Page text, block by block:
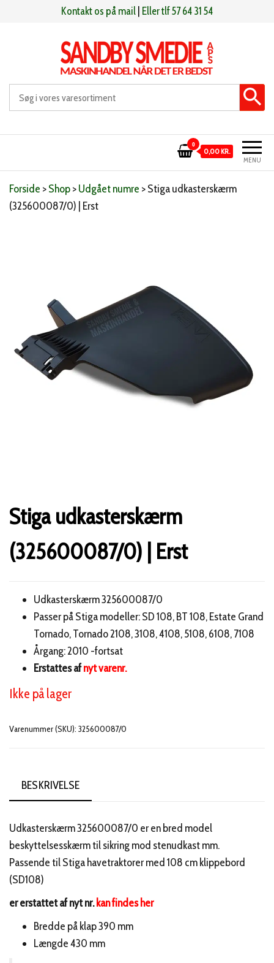
Kontakt os på mail Eller tlf 57 64 31 54
Sandby smeden Maskinhandel når det er bedst
MENU
0
0,00 KR.
Forside >Shop>Udgået numre >Stiga udkasterskærm
(325600087/0) | Erst
Stiga udkasterskærm
(325600087/0) | Erst
Udkasterskærm 325600087/0
Passer på Stiga modeller: SD 108, BT 108, Estate Grand
Tornado, Tornado 2108, 3108, 4108, 5108, 6108, 7108
Årgang: 2010 -fortsat
Erstattes afnyt varenr.
Ikke på lager
Varenummer (SKU): 325600087/0
BESKRIVELSE
Udkasterskærm 325600087/0 er en bred model
beskyttelsesskærm til sikring mod stenudkast mm.
Passende til Stiga havetraktorer med 108 cm klippebord
(SD108)
er erstattet af nyt nr. kan findes her
Bredde på klap 390 mm
Længde 430 mm